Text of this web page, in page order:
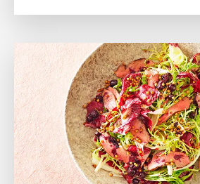
Læs mere om Bitre salater med